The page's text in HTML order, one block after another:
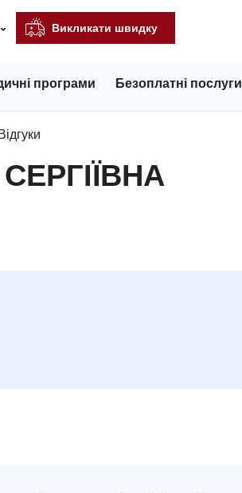
Викликати швидку
програми Безоплатні послуги
Відгуки